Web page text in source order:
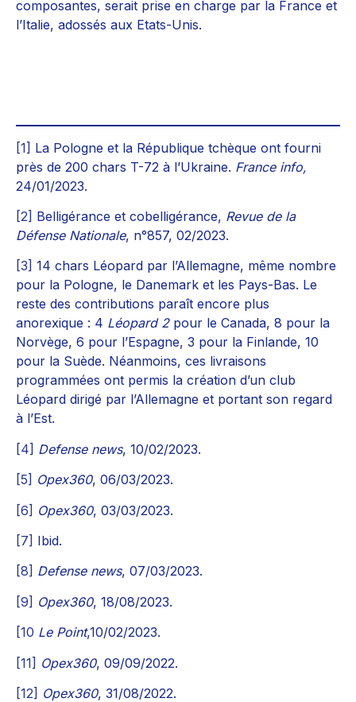
composantes, serait prise en charge par la France et
l’Italie, adossés aux Etats-Unis.
[1] La Pologne et la République tchèque ont fourni
près de 200 chars T-72 à l’Ukraine. France info,
24/01/2023.
[2] Belligérance et cobelligérance, Revue de la
Défense Nationale, n°857, 02/2023.
[3] 14 chars Léopard par l’Allemagne, même nombre
pour la Pologne, le Danemark et les Pays-Bas. Le
reste des contributions paraît encore plus
anorexique : 4 Léopard 2pour le Canada, 8 pour la
Norvège, 6 pour l’Espagne, 3 pour la Finlande, 10
pour la Suède. Néanmoins, ces livraisons
programmées ont permis la création d’un club
Léopard dirigé par l’Allemagne et portant son regard
à l’Est.
[4] Defense news, 10/02/2023.
[5] Opex360, 06/03/2023.
[6] Opex360, 03/03/2023.
[7] Ibid.
[8] Defense news, 07/03/2023.
[9] Opex360, 18/08/2023.
[10 Le Point,10/02/2023.
[11] Opex360, 09/09/2022.
[12] Opex360, 31/08/2022.